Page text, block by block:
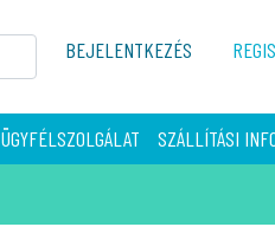
BEJELENTKEZÉS
ÜGYFÉLSZOLGÁLAT SZÁLLÍTÁSI